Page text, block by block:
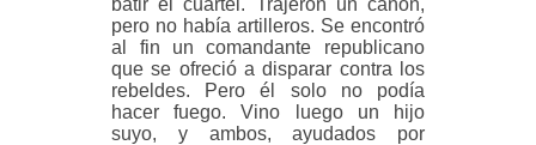
pero no había artilleros. Se encontró
al fin un comandante republicano
que se ofreció a disparar contra los
rebeldes. Pero él solo no podía
hacer fuego. Vino luego un hijo
suyo, y ambos, ayudados por